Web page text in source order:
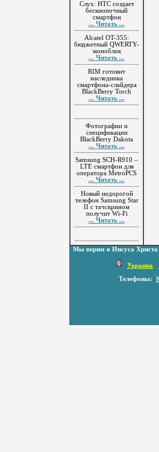
Слух: HTC создает
бескнопочный
смартфон
... Читать ...
Alcatel OT-355:
бюджетный QWERTY-
моноблок
... Читать ...
RIM готовит
наследника
смартфона-слайдера
BlackBerry Torch
... Читать ...
Фотографии и
спецификации
BlackBerry Dakota
... Читать ...
Samsung SCH-R910 –
LTE смартфон для
оператора MetroPCS
... Читать ...
Новый недорогой
телефон Samsung Star
II с тачскрином
получит Wi-Fi
... Читать ...
Мы верим в Иисуса Христа
Украина
Телефоны: